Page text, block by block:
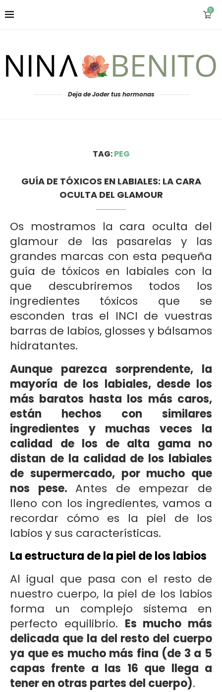
0
Deja de Joder tus hormonas
TAG:PEG
GUÍA DE TÓXICOS EN LABIALES: LA CARA
OCULTA DEL GLAMOUR
Os mostramos la cara oculta del
glamour de las pasarelas y las
grandes marcas con esta pequeña
guía de tóxicos en labiales con la
que descubriremos todos los
ingredientes tóxicos que se
esconden tras el INCI de vuestras
barras de labios, glosses y bálsamos
hidratantes.
Aunque parezca sorprendente, la
mayoría de los labiales, desde los
más baratos hasta los más caros,
están hechos con similares
ingredientes y muchas veces la
calidad de los de alta gama no
distan de la calidad de los labiales
de supermercado, por mucho que
nos pese. Antes de empezar de
lleno con los ingredientes, vamos a
recordar cómo es la piel de los
labios y sus características.
La estructura de la piel de los labios
Al igual que pasa con el resto de
nuestro cuerpo, la piel de los labios
forma un complejo sistema en
perfecto equilibrio. Es mucho más
delicada que la del resto del cuerpo
ya que es mucho más fina (de 3 a 5
capas frente a las 16 que llega a
tener en otras partes del cuerpo).